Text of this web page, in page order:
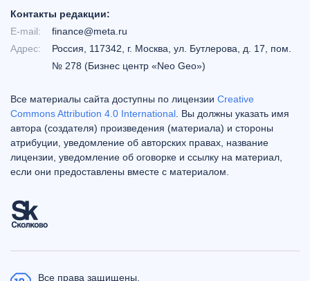
Контакты редакции:
E-mail:
finance@meta.ru
Адрес:
Россия, 117342, г. Москва, ул. Бутлерова, д. 17, пом.
№ 278 (Бизнес центр «Neo Geo»)
Все материалы сайта доступны по лицензии Creative
Commons Attribution 4.0 International . Вы должны указать имя
автора (создателя) произведения (материала) и стороны
атрибуции, уведомление об авторских правах, название
лицензии, уведомление об оговорке и ссылку на материал,
если они предоставлены вместе с материалом.
Все права защищены.